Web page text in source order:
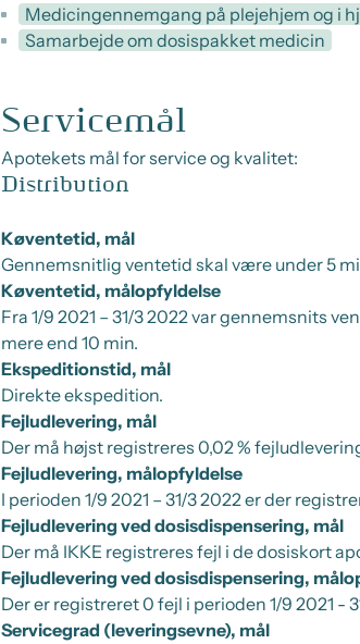
Medicingennemgang på plejehjem og i
Samarbejde om dosispakket medicin
Servicemål
Apotekets mål for service og kvalitet:
Distribution
Køventetid, mål
Gennemsnitlig ventetid skal være under 5
Køventetid, målopfyldelse
Fra 1/9 2021 – 31/3 2022 var gennemsnits
mere end 10 min.
Ekspeditionstid, mål
Direkte ekspedition.
Fejludlevering, mål
Der må højst registreres 0,02 %
Fejludlevering, målopfyldelse
I perioden 1/9 2021 – 31/3 2022 er der
Fejludlevering ved dosisdispensering, mål
Der må IKKE registreres fejl i de dosiskort
Fejludlevering ved dosisdispensering,
Der er registreret 0 fejl i perioden 1/9 2021 -
Servicegrad (leveringsevne), mål